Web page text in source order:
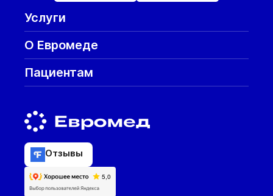
Услуги
О Евромеде
Пациентам
Отзывы